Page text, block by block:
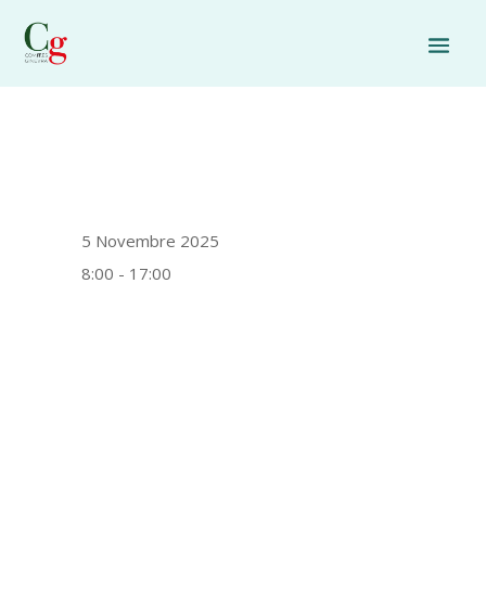
5 Novembre 2025
8:00 - 17:00